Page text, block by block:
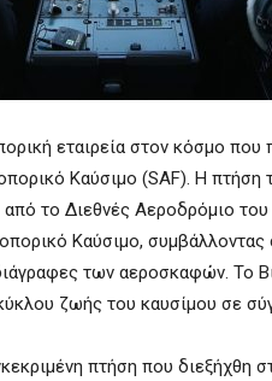
εταιρεία στον κόσμο
Καύσιμο (SAF). Η πτήση
το Διεθνές Αεροδρόμιο
Καύσιμο,
των αεροσκαφών.
ζωής του καυσίμου σε
πτήση που διεξήχθη